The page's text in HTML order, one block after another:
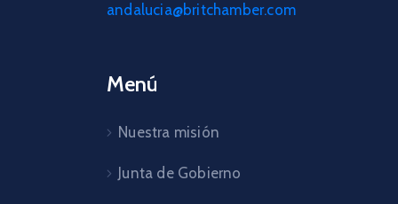
andalucia@britchamber.com
Menú
Nuestra misión
Junta de Gobierno